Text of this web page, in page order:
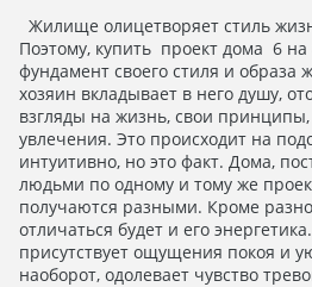
Жилище олицетворяет стиль
Поэтому, купить проект дома 6 на
фундамент своего стиля и образа
хозяин вкладывает в него душу,
взгляды на жизнь, свои принципы,
увлечения. Это происходит на
интуитивно, но это факт. Дома,
людьми по одному и тому же
получаются разными. Кроме
отличаться будет и его
присутствует ощущения покоя и
наоборот, одолевает чувство